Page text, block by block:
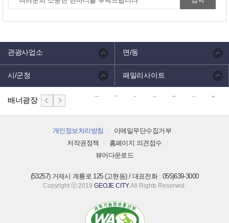
관광사업소 면/동
시/군청 패밀리사이트
배너광장
개인정보처리방침
이메일무단수집거부
저작권정책
홈페이지 의견접수
뷰어다운로드
(53257) 거제시 계룡로 125 (고현동) / 대표전화 : 055)639-3000
Copyright ⓒ 2019 GEOJE CITY. All Rights Reserved.